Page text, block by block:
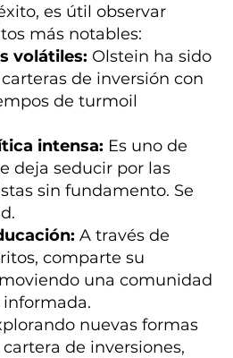
es útil observar
más notables:
volátiles: Olstein ha sido
de inversión con
de turmoil
intensa: Es uno de
deja seducir por las
sin fundamento. Se
A través de
comparte su
una comunidad
nuevas formas
de inversiones,